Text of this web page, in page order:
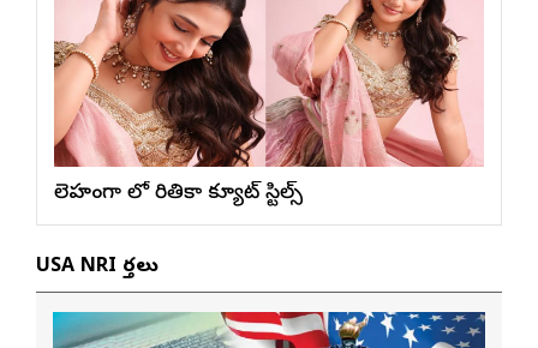
లెహంగా లో రితికా క్యూట్ స్టిల్స్
USA NRI వార్తలు